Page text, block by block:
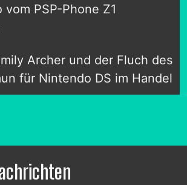
vom PSP-Phone Z1
Archer und der Fluch des
für Nintendo DS im Handel